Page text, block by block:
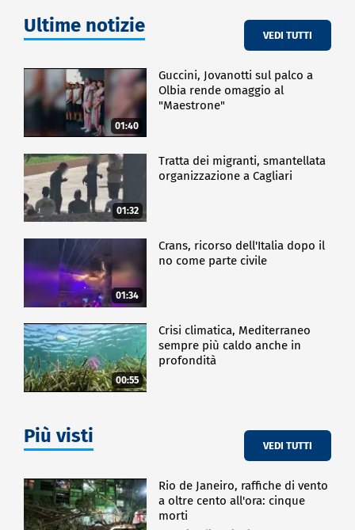
Ultime notizie VEDI TUTTI
01:40
Guccini, Jovanotti sul palco a
Olbia rende omaggio al
"Maestrone"
01:32
Tratta dei migranti, smantellata
organizzazione a Cagliari
01:34
Crans, ricorso dell'Italia dopo il
no come parte civile
00:55
Crisi climatica, Mediterraneo
sempre più caldo anche in
profondità
Più visti VEDI TUTTI
Rio de Janeiro, raffiche di vento
a oltre cento all'ora: cinque
morti